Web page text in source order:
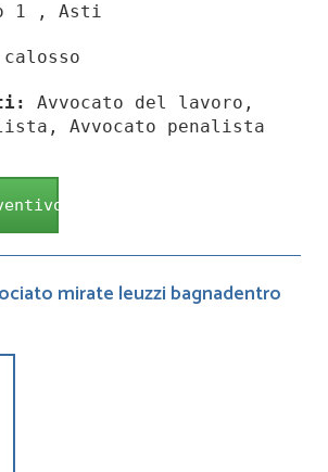
1 , Asti
Avvocato del lavoro,
Avvocato penalista
mirate leuzzi bagnadentro